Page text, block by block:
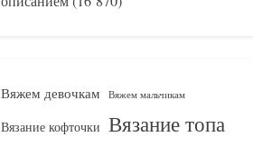
Вяжем девочкам Вяжем мальчикам
Вязание кофточки Вязание топа